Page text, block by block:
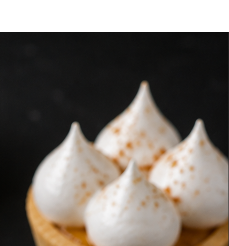
puedes retirar tus productos
en Tomás Moro 1014,
los horarios de atención
de despacho?
según la comuna y se
en la vista de cada producto.
promociones de despacho
de tu compra y la comuna de